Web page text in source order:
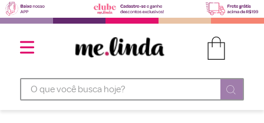
O que você busca hoje?